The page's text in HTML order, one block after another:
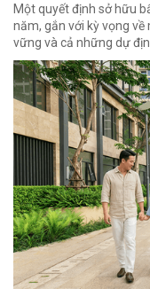
Một quyết định sở hữu
năm, gắn với kỳ vọng
vững và cả những dự